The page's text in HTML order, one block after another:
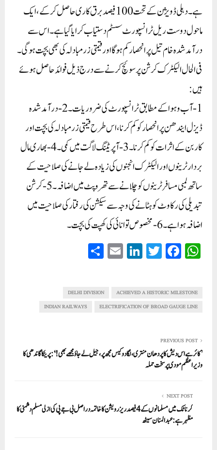
ہے۔دہلی ڈویژن کے تحت 100فیصد برق کاری حاصل کرکے، ایک
ماحول دوست ریل ٹرانسپورٹ سسٹم دستیاب کرایا گیا ہے۔ اس سے
درآمد شدہ خام تیل پر انحصار کم ہوگا اور قیمتی زرمبادلہ کی بھی بچت ہوگی۔
فی الحال الیکٹرک کرشن پر سوئچ کرنے سے درج ذیل فوائد حاصل ہوئے
ہیں:
1- آب وہوا کے مطابق ٹرانسپورٹ کی ضروریات۔ 2- درآمد شدہ
ڈیزل ایندھن پر انحصار کو کم کرنا، اس طرح قیمتی زرمبادلہ کی بچت اور
کاربن کے اثرات کو کم کرنا۔ 3- آپریٹنگ لاگت میں کمی۔ 4- بھاری مال
بردار ٹرینوں اور الیکٹرک انجنوں کی زیادہ لے جانے کی صلاحیت کے
ساتھ لمبی مسافر ٹرینوں کو چلانے سے تھرو پٹ میں اضافہ۔ 5- کرشن
تبدیلی کی رکاوٹ کو ہٹانے کی وجہ سے سیکشن کی رفتار کی صلاحیت میں
اضافہ ہوا ہے۔6- مخصوص توانائی کی کھپت کی بچت۔
W
ha
A
pp
Fa
ce
ok
T
wi
r
Li
nk
In
E
m
ACHIEVED A HISTORIC MILESTONE
DELHI DIVISION
ELECTRIFICATION OF BROAD GAUGE LINE
INDIAN RAILWAYS
PREVIOUS POST
’کائرہے اس دیش کا پردھان منتری، لگا دو کیس مجھ پر، جیل لے جاؤ مجھے بھی!‘: پرینکا گاندھی کا
وزیر اعظم مودی پر سخت حملہ
NEXT POST
کرناٹک میں مسلمانوں کے 4فیصد ریزرویشن کا خاتمہ دراصل بی جے پی کی ازلی مسلم دشمنی کا
مظہر ہے: عبدالمنان سیٹھ